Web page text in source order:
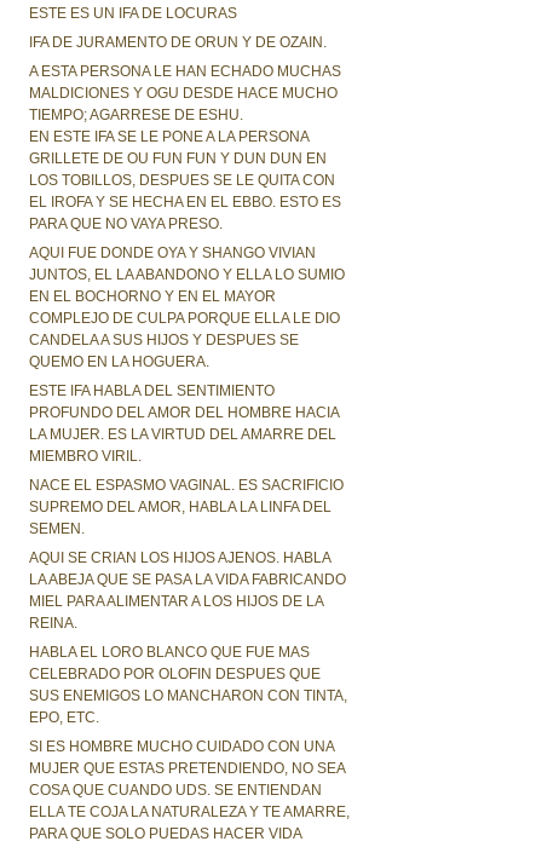
ESTE ES UN IFA DE LOCURAS
IFA DE JURAMENTO DE ORUN Y DE OZAIN.
A ESTA PERSONA LE HAN ECHADO MUCHAS
MALDICIONES Y OGU DESDE HACE MUCHO
TIEMPO; AGARRESE DE ESHU.
EN ESTE IFA SE LE PONE A LA PERSONA
GRILLETE DE OU FUN FUN Y DUN DUN EN
LOS TOBILLOS, DESPUES SE LE QUITA CON
EL IROFA Y SE HECHA EN EL EBBO. ESTO ES
PARA QUE NO VAYA PRESO.
AQUI FUE DONDE OYA Y SHANGO VIVIAN
JUNTOS, EL LA ABANDONO Y ELLA LO SUMIO
EN EL BOCHORNO Y EN EL MAYOR
COMPLEJO DE CULPA PORQUE ELLA LE DIO
CANDELA A SUS HIJOS Y DESPUES SE
QUEMO EN LA HOGUERA.
ESTE IFA HABLA DEL SENTIMIENTO
PROFUNDO DEL AMOR DEL HOMBRE HACIA
LA MUJER. ES LA VIRTUD DEL AMARRE DEL
MIEMBRO VIRIL.
NACE EL ESPASMO VAGINAL. ES SACRIFICIO
SUPREMO DEL AMOR, HABLA LA LINFA DEL
SEMEN.
AQUI SE CRIAN LOS HIJOS AJENOS. HABLA
LA ABEJA QUE SE PASA LA VIDA FABRICANDO
MIEL PARA ALIMENTAR A LOS HIJOS DE LA
REINA.
HABLA EL LORO BLANCO QUE FUE MAS
CELEBRADO POR OLOFIN DESPUES QUE
SUS ENEMIGOS LO MANCHARON CON TINTA,
EPO, ETC.
SI ES HOMBRE MUCHO CUIDADO CON UNA
MUJER QUE ESTAS PRETENDIENDO, NO SEA
COSA QUE CUANDO UDS. SE ENTIENDAN
ELLA TE COJA LA NATURALEZA Y TE AMARRE,
PARA QUE SOLO PUEDAS HACER VIDA